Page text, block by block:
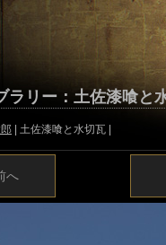
リー：土佐漆喰と
| 土佐漆喰と水切瓦 |
へ